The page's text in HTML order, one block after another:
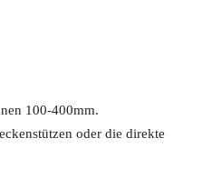
100-400mm.
oder die direkte